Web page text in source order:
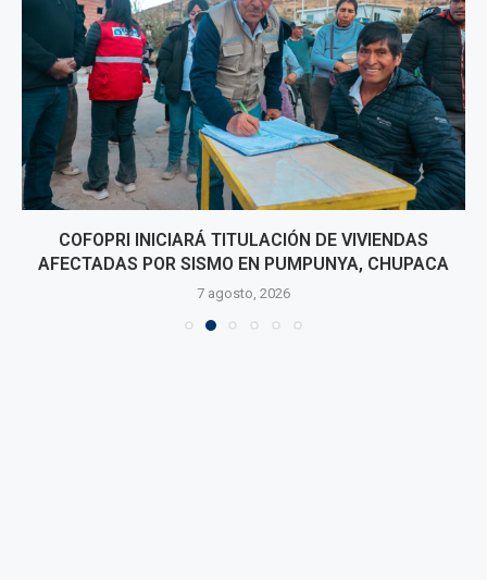
COFOPRI INICIARÁ TITULACIÓN DE VIVIENDAS
AFECTADAS POR SISMO EN PUMPUNYA, CHUPACA
7 agosto, 2026